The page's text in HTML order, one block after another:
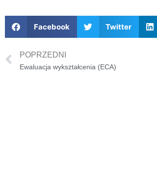
Facebook Twitter
POPRZEDNI
Ewaluacja wykształcenia (ECA)